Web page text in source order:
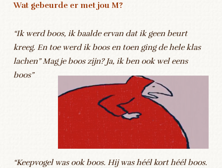
Wat gebeurde er met jou M?
“Ik werd boos, ik baalde ervan dat ik geen beurt
kreeg. En toe werd ik boos en toen ging de hele klas
lachen” Mag je boos zijn? Ja, ik ben ook wel eens
boos”
“Keepvogel was ook boos. Hij was héél kort héél boos.